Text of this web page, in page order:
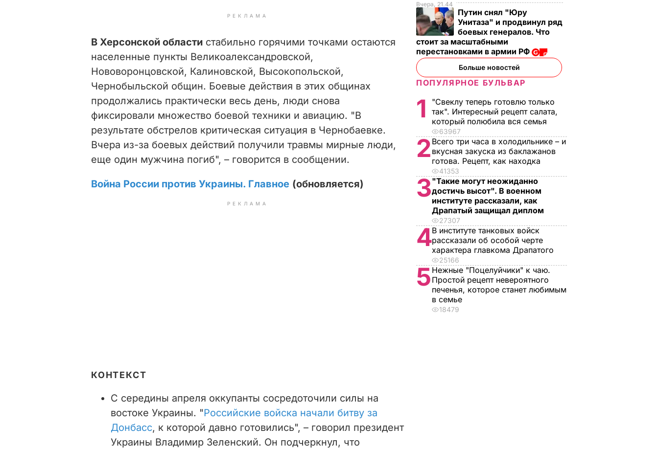
РЕКЛАМА
В Херсонской области стабильно горячими точками остаются
населенные пункты Великоалександровской,
Нововоронцовской, Калиновской, Высокопольской,
Чернобыльской общин. Боевые действия в этих общинах
продолжались практически весь день, люди снова
фиксировали множество боевой техники и авиацию. "В
результате обстрелов критическая ситуация в Чернобаевке.
Вчера из-за боевых действий получили травмы мирные люди,
еще один мужчина погиб", – говорится в сообщении.
Война России против Украины. Главное (обновляется)
РЕКЛАМА
КОНТЕКСТ
С середины апреля оккупанты сосредоточили силы на
востоке Украины. "Российские войска начали битву за
Донбасс, к которой давно готовились", – говорил президент
Украины Владимир Зеленский. Он подчеркнул, что
Вчера, 21.44
Путин снял "Юру
Унитаза" и продвинул ряд
боевых генералов. Что
стоит за масштабными
перестановками в армии РФ
Больше новостей
ПОПУЛЯРНОЕ БУЛЬВАР
1
"Свеклу теперь готовлю только
так". Интересный рецепт салата,
который полюбила вся семья
63967
2 Всего три часа в холодильнике – и
вкусная закуска из баклажанов
готова. Рецепт, как находка
41353
3"Такие могут неожиданно
достичь высот". В военном
институте рассказали, как
Драпатый защищал диплом
27307
4В институте танковых войск
рассказали об особой черте
характера главкома Драпатого
25166
5 Нежные "Поцелуйчики" к чаю.
Простой рецепт невероятного
печенья, которое станет любимым
в семье
18479